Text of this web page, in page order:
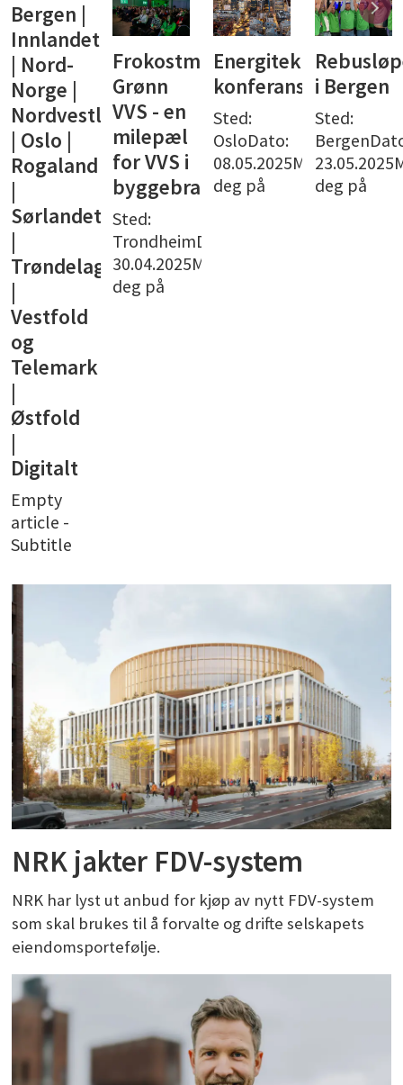
Bergen |
Innlandet
| Nord-
Norge |
Nordvestlandet
| Oslo |
Rogaland
|
Sørlandet
|
Trøndelag
|
Vestfold
og
Telemark
|
Østfold
|
Digitalt
Empty
article -
Subtitle
Frokostmøte:
Grønn
VVS - en
milepæl
for VVS i
byggebransjen
Sted:
TrondheimDato:
30.04.2025Meld
deg på
Energiteknisk
konferanse
Sted:
OsloDato:
08.05.2025Meld
deg på
i Bergen
Sted:
deg på
NRK jakter FDV-system
NRK har lyst ut anbud for kjøp av nytt FDV-system
som skal brukes til å forvalte og drifte selskapets
eiendomsportefølje.